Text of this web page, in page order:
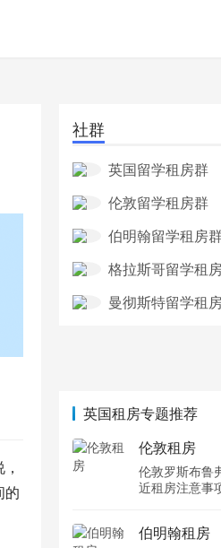
的
社群
英国留学租房群
伦敦留学租房群
伯明翰留学租房
格拉斯哥留学租
曼彻斯特留学租
英国租房专题推荐
伦敦租房
伦敦罗斯布鲁
近租房注意事
伯明翰租房